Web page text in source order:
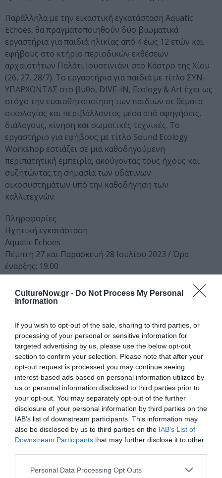
CultureNow.gr - Do Not Process My Personal
Information
If you wish to opt-out of the sale, sharing to third parties, or
processing of your personal or sensitive information for
targeted advertising by us, please use the below opt-out
section to confirm your selection. Please note that after your
opt-out request is processed you may continue seeing
interest-based ads based on personal information utilized by
us or personal information disclosed to third parties prior to
your opt-out. You may separately opt-out of the further
disclosure of your personal information by third parties on the
IAB’s list of downstream participants. This information may
also be disclosed by us to third parties on the IAB’s List of
Downstream Participants that may further disclose it to other
Personal Data Processing Opt Outs
Παράλληλα με την εικαστική εγκατάσταση Aquatic
Echoes, θα πραγματοποιηθούν δύο βιωματικά
εργαστήρια για παιδιά ηλικίας από 4 έως 12 ετών και
εφήβους στο κτήριο περιοδικών εκθέσεων
αρχαιοτήτων Παλάτι Ιουστινιάνι στο Κάστρο της Χίου
(26, 27, 28/7). Το εργαστήρια για παιδιά με τίτλο ΣΥΝ-
ΥΠΑΡΧΟΝΤΑΣ στο βυθό, DIVE-IN, Εcology & Αrt έχει ως
στόχο την ευαισθητοποίηση των παιδιών σε θέματα
οικολογίας και περιβάλλοντος μέσα από αφηγήσεις,
διάλογους, κίνηση και σωματικές τεχνικές. Tο
εργαστήριο για εφήβους με τίτλο Sound Ecology
Workshop εστιάζει σε μια καθοδηγούμενη
περιπατητική εμπειρία, ακούγοντας τους ήχους και
συζητώντας τη σημασία των υδάτινων
οικοσυστημάτων υπό την καθοδήγηση των
καλλιτεχνών.
Πληροφορίες
Ηχητική εγκατάσταση
Aquatic Echoes
Πέμπτη 27 και Παρασκευή 28 Ιουλίου 2023 / Ώρα
έναρξης: 19.00
Παλάτι Ιουστινιάνι και Σκοτεινή Φυλακή στο Κάστρο
της Χίου
Συντελεστές: Γιώργος Μωραΐτης και Latent Community
Η έρευνα για το Aquatic Echoes έγινε με την υποστήριξη
του Onassis AiR και του Fondazione Pistoletto (UNIDEE
residency programs of Cittadellarte).
Παράλληλα εκπαιδευτικά εργαστήρια
Ημέρες εργαστηρίων: 26 – 28 Ιουλίου 2023
Κτήριο περιοδικών εκθέσεων αρχαιοτήτων Παλάτι
Ιουστινιάνι Κάστρου Χίου
Εργαστήρια για παιδιά (4-12 ετών):
Ημέρες και ώρες εργαστηρίων:
26 Ιουλίου 2023 στις 18:00 / 27, 28 Ιουλίου 2023 στις